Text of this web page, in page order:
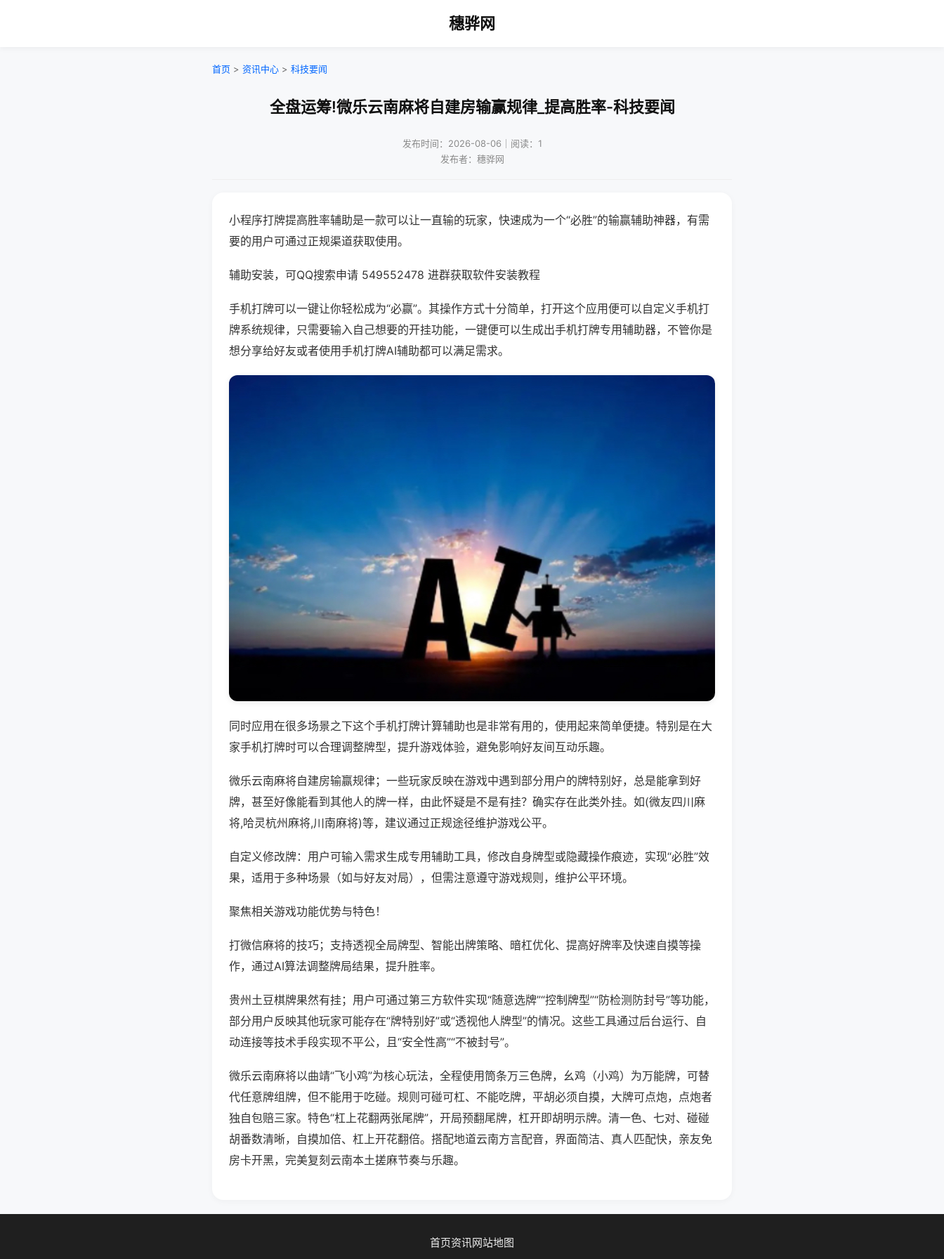
穗骅网
首页 > 资讯中心 > 科技要闻
全盘运筹!微乐云南麻将自建房输赢规律_提高胜率-科技要闻
发布时间：2026-08-06｜阅读：1
发布者：穗骅网
小程序打牌提高胜率辅助是一款可以让一直输的玩家，快速成为一个“必胜”的输赢辅助神器，有需
要的用户可通过正规渠道获取使用。
辅助安装，可QQ搜索申请 549552478 进群获取软件安装教程
手机打牌可以一键让你轻松成为“必赢”。其操作方式十分简单，打开这个应用便可以自定义手机打
牌系统规律，只需要输入自己想要的开挂功能，一键便可以生成出手机打牌专用辅助器，不管你是
想分享给好友或者使用手机打牌AI辅助都可以满足需求。
同时应用在很多场景之下这个手机打牌计算辅助也是非常有用的，使用起来简单便捷。特别是在大
家手机打牌时可以合理调整牌型，提升游戏体验，避免影响好友间互动乐趣。
微乐云南麻将自建房输赢规律；一些玩家反映在游戏中遇到部分用户的牌特别好，总是能拿到好
牌，甚至好像能看到其他人的牌一样，由此怀疑是不是有挂？确实存在此类外挂。如(微友四川麻
将,哈灵杭州麻将,川南麻将)等，建议通过正规途径维护游戏公平。
自定义修改牌：用户可输入需求生成专用辅助工具，修改自身牌型或隐藏操作痕迹，实现“必胜”效
果，适用于多种场景（如与好友对局），但需注意遵守游戏规则，维护公平环境。
聚焦相关游戏功能优势与特色！
打微信麻将的技巧；支持透视全局牌型、智能出牌策略、暗杠优化、提高好牌率及快速自摸等操
作，通过AI算法调整牌局结果，提升胜率。
贵州土豆棋牌果然有挂；用户可通过第三方软件实现“随意选牌”“控制牌型”“防检测防封号”等功能，
部分用户反映其他玩家可能存在“牌特别好”或“透视他人牌型”的情况。这些工具通过后台运行、自
动连接等技术手段实现不平公，且“安全性高”“不被封号”。
微乐云南麻将以曲靖“飞小鸡”为核心玩法，全程使用筒条万三色牌，幺鸡（小鸡）为万能牌，可替
代任意牌组牌，但不能用于吃碰。规则可碰可杠、不能吃牌，平胡必须自摸，大牌可点炮，点炮者
独自包赔三家。特色“杠上花翻两张尾牌”，开局预翻尾牌，杠开即胡明示牌。清一色、七对、碰碰
胡番数清晰，自摸加倍、杠上开花翻倍。搭配地道云南方言配音，界面简洁、真人匹配快，亲友免
房卡开黑，完美复刻云南本土搓麻节奏与乐趣。
首页资讯网站地图